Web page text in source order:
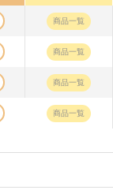
商品一覧
商品一覧
商品一覧
商品一覧